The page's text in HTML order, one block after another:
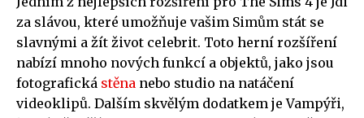
za slávou, které umožňuje vašim Simům stát se
slavnými a žít život celebrit. Toto herní rozšíření
nabízí mnoho nových funkcí a objektů, jako jsou
fotografická stěna nebo studio na natáčení
videoklipů. Dalším skvělým dodatkem je Vampýři,